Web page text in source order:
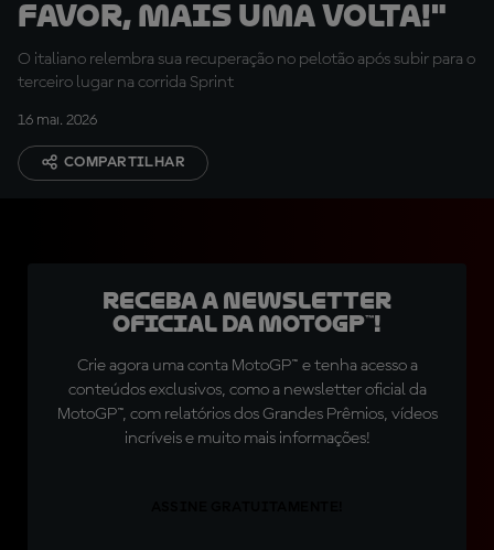
favor, mais uma volta!"
O italiano relembra sua recuperação no pelotão após subir para o
terceiro lugar na corrida Sprint
16 mai. 2026
COMPARTILHAR
Receba a newsletter
oficial da MotoGP™!
Crie agora uma conta MotoGP™ e tenha acesso a
conteúdos exclusivos, como a newsletter oficial da
MotoGP™, com relatórios dos Grandes Prêmios, vídeos
incríveis e muito mais informações!